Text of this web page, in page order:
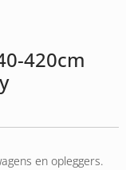
420cm
en opleggers.